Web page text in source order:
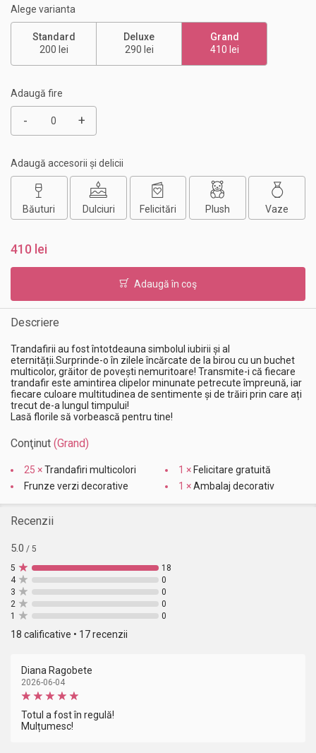
Alege varianta
Standard
200 lei
Deluxe
290 lei
Grand
410 lei
Adaugă fire
- +
Adaugă accesorii și delicii
Băuturi Dulciuri Felicitări Plush Vaze
410 lei
Adaugă în coş
Descriere
Trandafirii au fost întotdeauna simbolul iubirii și al
eternității.Surprinde-o în zilele încărcate de la birou cu un buchet
multicolor, grăitor de povești nemuritoare! Transmite-i că fiecare
trandafir este amintirea clipelor minunate petrecute împreună, iar
fiecare culoare multitudinea de sentimente și de trăiri prin care ați
trecut de-a lungul timpului!
Lasă florile să vorbească pentru tine!
Conţinut (Grand)
25 ×Trandafiri multicolori 1 × Felicitare gratuită
Frunze verzi decorative
1 ×Ambalaj decorativ
Recenzii
5.0 / 5
5
18
4
0
3
0
2
0
1
0
18 calificative • 17 recenzii
Diana Ragobete
2026-06-04
Totul a fost în regulă!
Mulțumesc!